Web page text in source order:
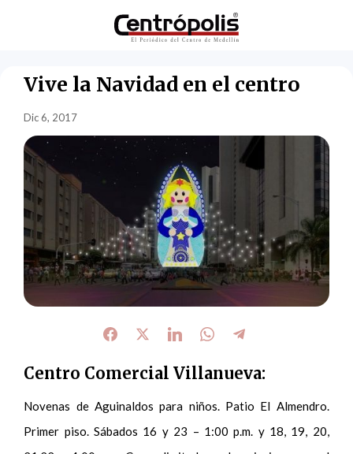
Vive la Navidad en el centro
Dic 6, 2017
Centro Comercial Villanueva:
Novenas de Aguinaldos para niños. Patio El Almendro.
Primer piso. Sábados 16 y 23 – 1:00 p.m. y 18, 19, 20,